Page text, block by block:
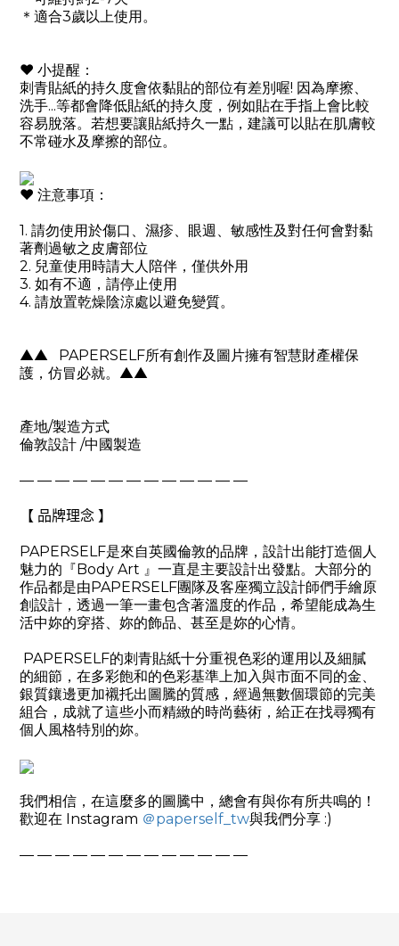
＊適合3歲以上使用。
❤ 小提醒：
刺青貼紙的持久度會依黏貼的部位有差別喔! 因為摩擦、
洗手...等都會降低貼紙的持久度，例如貼在手指上會比較
容易脫落。若想要讓貼紙持久一點，建議可以貼在肌膚較
不常碰水及摩擦的部位。
❤ 注意事項：
1. 請勿使用於傷口、濕疹、眼週、敏感性及對任何會對黏
著劑過敏之皮膚部位
2. 兒童使用時請大人陪伴，僅供外用
3. 如有不適，請停止使用
4. 請放置乾燥陰涼處以避免變質。
▲▲ PAPERSELF所有創作及圖片擁有智慧財產權保
護，仿冒必就。 ▲▲
產地/製造方式
倫敦設計 /中國製造
— — — — — — — — — — — — —
【 品牌理念 】
PAPERSELF是來自英國倫敦的品牌，設計出能打造個人
魅力的『Body Art 』一直是主要設計出發點。大部分的
作品都是由PAPERSELF團隊及客座獨立設計師們手繪原
創設計，透過一筆一畫包含著溫度的作品，希望能成為生
活中妳的穿搭、妳的飾品、甚至是妳的心情。
PAPERSELF的刺青貼紙十分重視色彩的運用以及細膩
的細節，在多彩飽和的色彩基準上加入與市面不同的金、
銀質鑲邊更加襯托出圖騰的質感，經過無數個環節的完美
組合，成就了這些小而精緻的時尚藝術，給正在找尋獨有
個人風格特別的妳。
我們相信，在這麼多的圖騰中，總會有與你有所共鳴的！
歡迎在 Instagram ＠paperself_tw與我們分享 :)
— — — — — — — — — — — — —